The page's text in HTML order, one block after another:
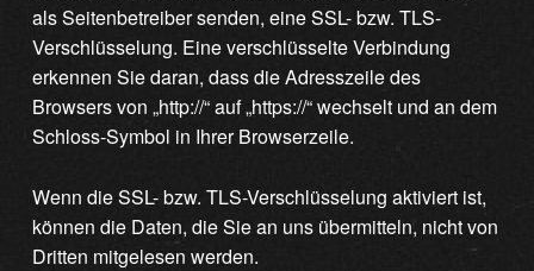
als Seitenbetreiber senden, eine SSL- bzw. TLS-
Verschlüsselung. Eine verschlüsselte Verbindung
erkennen Sie daran, dass die Adresszeile des
Browsers von „http://“ auf „https://“ wechselt und an dem
Schloss-Symbol in Ihrer Browserzeile.
Wenn die SSL- bzw. TLS-Verschlüsselung aktiviert ist,
können die Daten, die Sie an uns übermitteln, nicht von
Dritten mitgelesen werden.